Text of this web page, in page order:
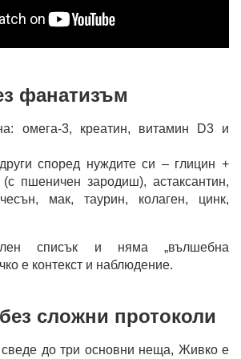
фанатизъм
омега-3, креатин, витамин D3 и
според нуждите си – глицин +
пшеничен зародиш), астаксантин,
мак, таурин, колаген, цинк,
списък и няма „вълшебна
е контекст и наблюдение.
сложни протоколи
до три основни неща, Живко е